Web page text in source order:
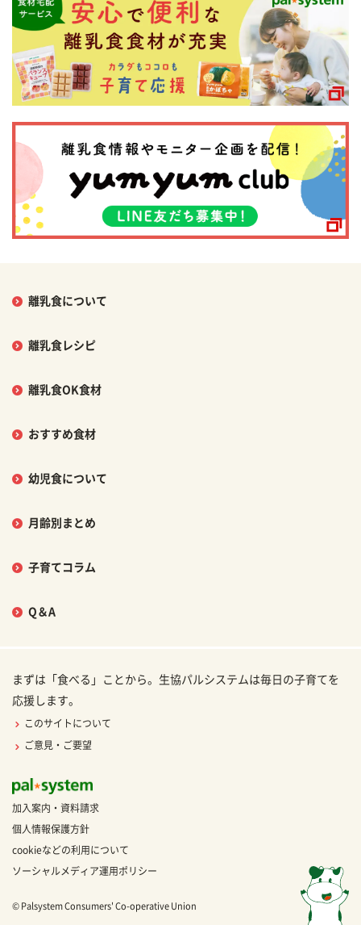
離乳食について
離乳食レシピ
離乳食OK食材
おすすめ食材
幼児食について
月齢別まとめ
子育てコラム
Q＆A
まずは「食べる」ことから。生協パルシステムは毎日の子育てを
応援します。
このサイトについて
ご意見・ご要望
加入案内・資料請求
個人情報保護方針
cookieなどの利用について
ソーシャルメディア運用ポリシー
© Palsystem Consumers' Co-operative Union